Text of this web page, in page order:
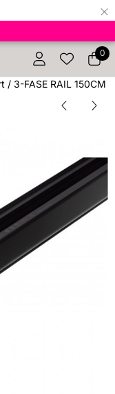
×
instellingen of 0
/ 3-FASE RAIL 150CM